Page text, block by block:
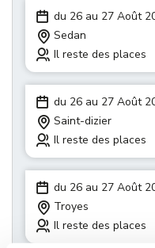
du 26 au 27 Août
Sedan
Il reste des places
du 26 au 27 Août
Saint-dizier
Il reste des places
du 26 au 27 Août
Troyes
Il reste des places